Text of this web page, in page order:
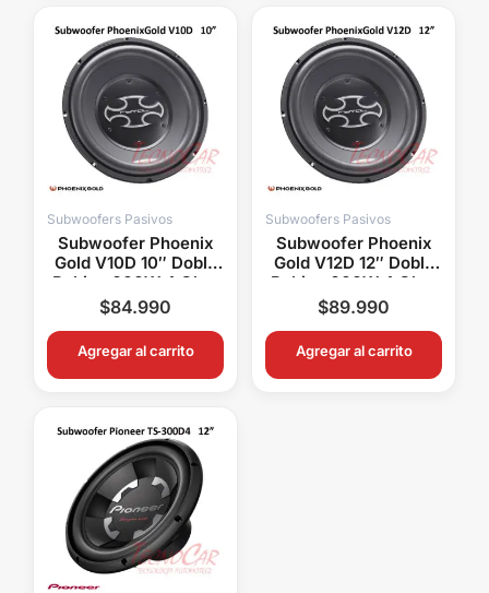
Subwoofers Pasivos
Subwoofer Phoenix
Gold V10D 10″ Doble
Bobina 600W 4 Ohm
Ryval Car Audio
$84.990
Agregar al carrito
Subwoofers Pasivos
Subwoofer Phoenix
Gold V12D 12″ Doble
Bobina 600W 4 Ohm
Ryval Car Audio
$89.990
Agregar al carrito